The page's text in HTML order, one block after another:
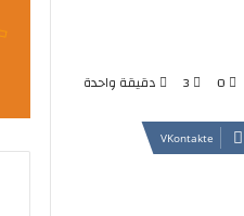
0
3 دقيقة واحدة